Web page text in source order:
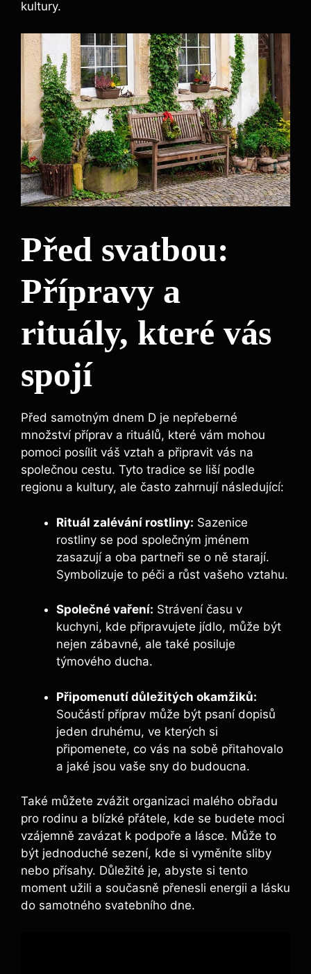
kultury.
Před svatbou:
Přípravy a
rituály, které vás
spojí
Před samotným dnem D je nepřeberné
množství příprav a rituálů, které vám mohou
pomoci posílit váš vztah a připravit vás na
společnou cestu. Tyto tradice se liší podle
regionu a kultury, ale často zahrnují následující:
Rituál zalévání rostliny: Sazenice
rostliny se pod společným jménem
zasazují a oba partneři se o ně starají.
Symbolizuje to péči a růst vašeho vztahu.
Společné vaření: Strávení času v
kuchyni, kde připravujete jídlo, může být
nejen zábavné, ale také posiluje
týmového ducha.
Připomenutí důležitých okamžiků:
Součástí příprav může být psaní dopisů
jeden druhému, ve kterých si
připomenete, co vás na sobě přitahovalo
a jaké jsou vaše sny do budoucna.
Také můžete zvážit organizaci malého obřadu
pro rodinu a blízké přátele, kde se budete moci
vzájemně zavázat k podpoře a lásce. Může to
být jednoduché sezení, kde si vyměníte sliby
nebo přísahy. Důležité je, abyste si tento
moment užili a současně přenesli energii a lásku
do samotného svatebního dne.